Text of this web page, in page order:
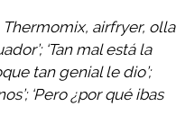
Thermomix, airfryer, olla
‘Tan mal está la
tan genial le dio’;
‘Pero ¿por qué ibas